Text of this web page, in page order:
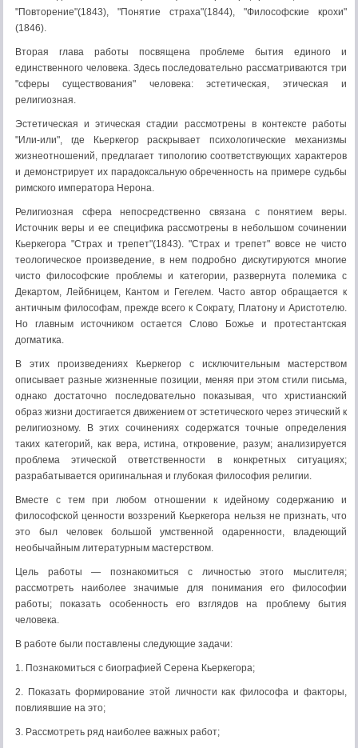
"Повторение"(1843), "Понятие страха"(1844), "Философские крохи"
(1846).
Вторая глава работы посвящена проблеме бытия единого и
единственного человека. Здесь последовательно рассматриваются три
"сферы существования" человека: эстетическая, этическая и
религиозная.
Эстетическая и этическая стадии рассмотрены в контексте работы
"Или-или", где Кьеркегор раскрывает психологические механизмы
жизнеотношений, предлагает типологию соответствующих характеров
и демонстрирует их парадоксальную обреченность на примере судьбы
римского императора Нерона.
Религиозная сфера непосредственно связана с понятием веры.
Источник веры и ее специфика рассмотрены в небольшом сочинении
Кьеркегора "Страх и трепет"(1843). "Страх и трепет" вовсе не чисто
теологическое произведение, в нем подробно дискутируются многие
чисто философские проблемы и категории, развернута полемика с
Декартом, Лейбницем, Кантом и Гегелем. Часто автор обращается к
античным философам, прежде всего к Сократу, Платону и Аристотелю.
Но главным источником остается Слово Божье и протестантская
догматика.
В этих произведениях Кьеркегор с исключительным мастерством
описывает разные жизненные позиции, меняя при этом стили письма,
однако достаточно последовательно показывая, что христианский
образ жизни достигается движением от эстетического через этический к
религиозному. В этих сочинениях содержатся точные определения
таких категорий, как вера, истина, откровение, разум; анализируется
проблема этической ответственности в конкретных ситуациях;
разрабатывается оригинальная и глубокая философия религии.
Вместе с тем при любом отношении к идейному содержанию и
философской ценности воззрений Кьеркегора нельзя не признать, что
это был человек большой умственной одаренности, владеющий
необычайным литературным мастерством.
Цель работы — познакомиться с личностью этого мыслителя;
рассмотреть наиболее значимые для понимания его философии
работы; показать особенность его взглядов на проблему бытия
человека.
В работе были поставлены следующие задачи:
1. Познакомиться с биографией Серена Кьеркегора;
2. Показать формирование этой личности как философа и факторы,
повлиявшие на это;
3. Рассмотреть ряд наиболее важных работ;